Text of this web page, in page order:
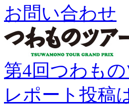
お問い合わせ
第4回つわも
レポート投稿